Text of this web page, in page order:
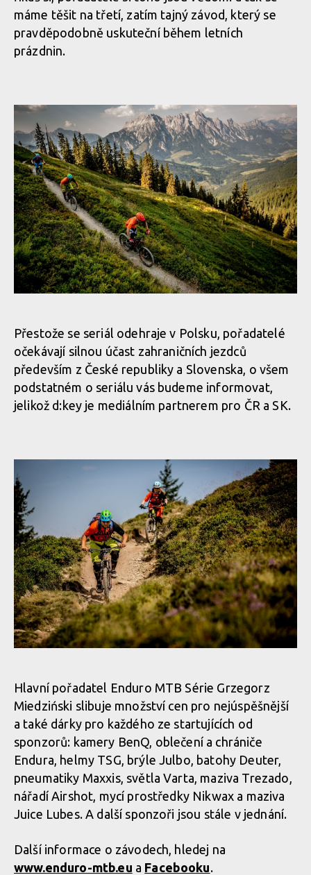
máme těšit na třetí, zatím tajný závod, který se
pravděpodobně uskuteční během letních
prázdnin.
Přestože se seriál odehraje v Polsku, pořadatelé
očekávají silnou účast zahraničních jezdců
především z České republiky a Slovenska, o všem
podstatném o seriálu vás budeme informovat,
jelikož d:key je mediálním partnerem pro ČR a SK.
Hlavní pořadatel Enduro MTB Série Grzegorz
Miedziński slibuje množství cen pro nejúspěšnější
a také dárky pro každého ze startujících od
sponzorů: kamery BenQ, oblečení a chrániče
Endura, helmy TSG, brýle Julbo, batohy Deuter,
pneumatiky Maxxis, světla Varta, maziva Trezado,
nářadí Airshot, mycí prostředky Nikwax a maziva
Juice Lubes. A další sponzoři jsou stále v jednání.
Další informace o závodech, hledej na
www.enduro-mtb.eu a Facebooku.